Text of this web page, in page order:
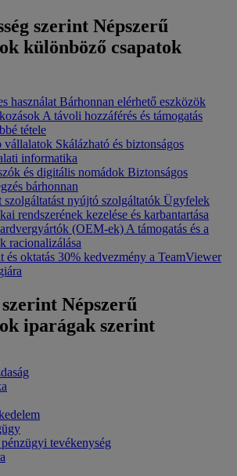
szerint Népszerű
különböző csapatok
használat Bárhonnan elérhető eszközök
A távoli hozzáférés és támogatás
tétele
vállalatok Skálázható és biztonságos
informatika
és digitális nomádok Biztonságos
bárhonnan
szolgáltatást nyújtó szolgáltatók Ügyfelek
rendszerének kezelése és karbantartása
(OEM-ek) A támogatás és a
racionalizálása
és oktatás 30% kedvezmény a TeamViewer
Népszerű
iparágak szerint
tevékenység